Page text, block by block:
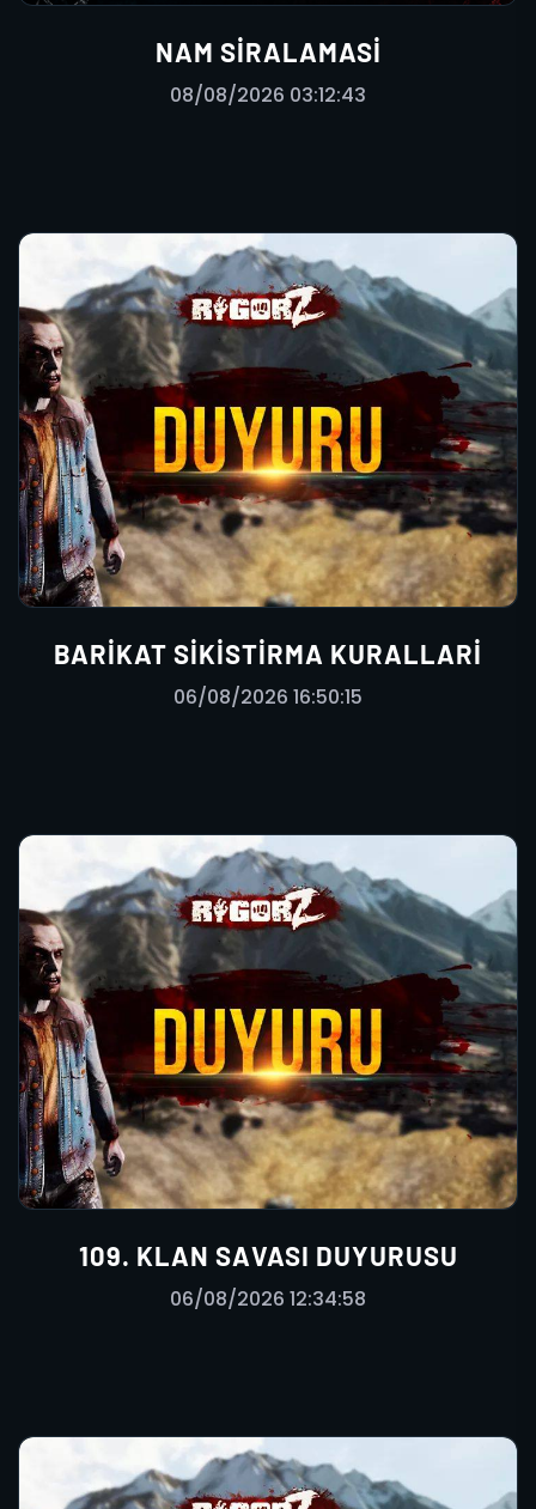
NAM SIRALAMASI
08/08/2026 03:12:43
BARIKAT SIKISTIRMA KURALLARI
06/08/2026 16:50:15
109. KLAN SAVASI DUYURUSU
06/08/2026 12:34:58